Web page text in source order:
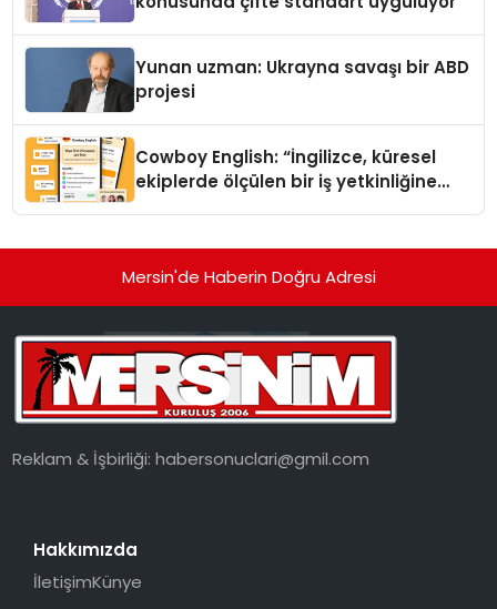
Yunan uzman: Ukrayna savaşı bir ABD
projesi
Cowboy English: “İngilizce, küresel
ekiplerde ölçülen bir iş yetkinliğine
Mersin'de Haberin Doğru Adresi
Reklam & İşbirliği:habersonuclari@gmil.com
Hakkımızda
İletişimKünye